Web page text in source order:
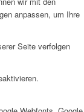
anpassen, um Ihre
Seite verfolgen